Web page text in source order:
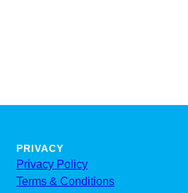
PRIVACY
Privacy Policy
Terms & Conditions